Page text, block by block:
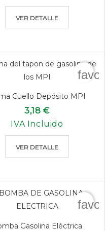
VER DETALLE
Cuello Depósito MPI
3,18 €
IVA Incluido
VER DETALLE
Gasolina Eléctrica